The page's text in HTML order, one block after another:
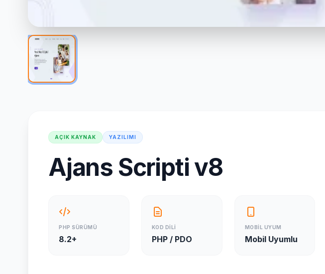
AÇIK KAYNAK YAZILIMI
Ajans Scripti v8
PHP SÜRÜMÜ
8.2+
KOD DİLİ
PHP / PDO
MOBİL UYUM
Mobil Uyumlu